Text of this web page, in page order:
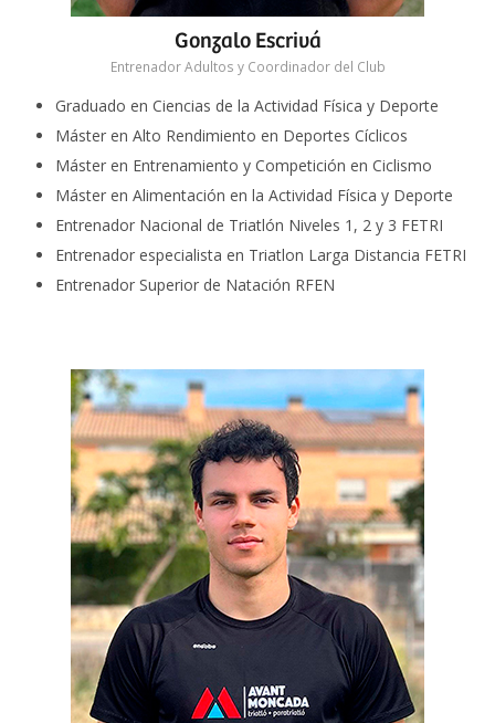
Gonzalo Escrivá
Entrenador Adultos y Coordinador del Club
Graduado en Ciencias de la Actividad Física y Deporte
Máster en Alto Rendimiento en Deportes Cíclicos
Máster en Entrenamiento y Competición en Ciclismo
Máster en Alimentación en la Actividad Física y Deporte
Entrenador Nacional de Triatlón Niveles 1, 2 y 3 FETRI
Entrenador especialista en Triatlon Larga Distancia FETRI
Entrenador Superior de Natación RFEN